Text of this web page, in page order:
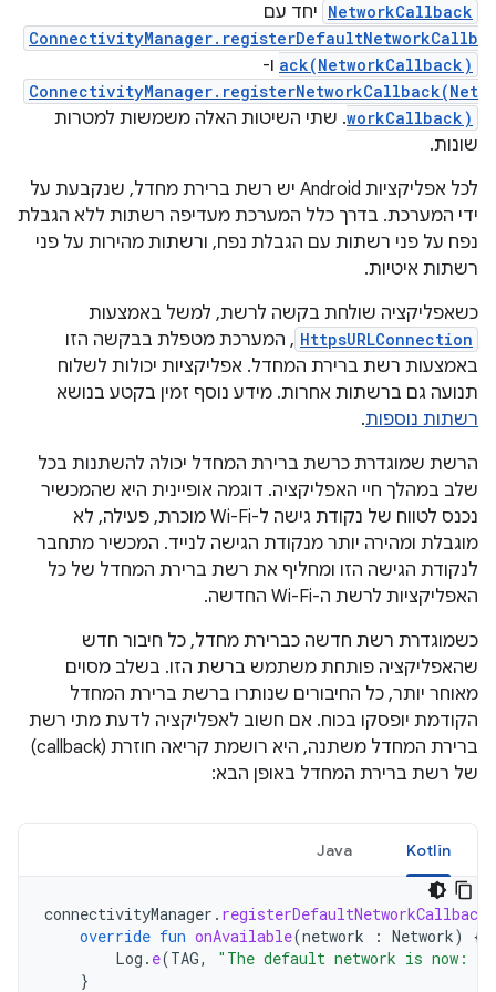
NetworkCallback יחד עם
ConnectivityManager.registerDefaultNetworkCallb
ack(NetworkCallback) ו-
ConnectivityManager.registerNetworkCallback(Net
workCallback). שתי השיטות האלה משמשות למטרות
שונות.
לכל אפליקציות Android יש רשת ברירת מחדל, שנקבעת על
ידי המערכת. בדרך כלל המערכת מעדיפה רשתות ללא הגבלת
נפח על פני רשתות עם הגבלת נפח, ורשתות מהירות על פני
רשתות איטיות.
כשאפליקציה שולחת בקשה לרשת, למשל באמצעות
HttpsURLConnection , המערכת מטפלת בבקשה הזו
באמצעות רשת ברירת המחדל. אפליקציות יכולות לשלוח
תנועה גם ברשתות אחרות. מידע נוסף זמין בקטע בנושא
רשתות נוספות.
הרשת שמוגדרת כרשת ברירת המחדל יכולה להשתנות בכל
שלב במהלך חיי האפליקציה. דוגמה אופיינית היא שהמכשיר
נכנס לטווח של נקודת גישה ל-Wi-Fi מוכרת, פעילה, לא
מוגבלת ומהירה יותר מנקודת הגישה לנייד. המכשיר מתחבר
לנקודת הגישה הזו ומחליף את רשת ברירת המחדל של כל
האפליקציות לרשת ה-Wi-Fi החדשה.
כשמוגדרת רשת חדשה כברירת מחדל, כל חיבור חדש
שהאפליקציה פותחת משתמש ברשת הזו. בשלב מסוים
מאוחר יותר, כל החיבורים שנותרו ברשת ברירת המחדל
הקודמת יופסקו בכוח. אם חשוב לאפליקציה לדעת מתי רשת
ברירת המחדל משתנה, היא רושמת קריאה חוזרת (callback)
של רשת ברירת המחדל באופן הבא:
Kotlin
Java
connectivityManager . registerDefaultNetworkCallback
override fun onAvailable(network : Network)
{
Log . e(TAG,
"The default network is now: "
}